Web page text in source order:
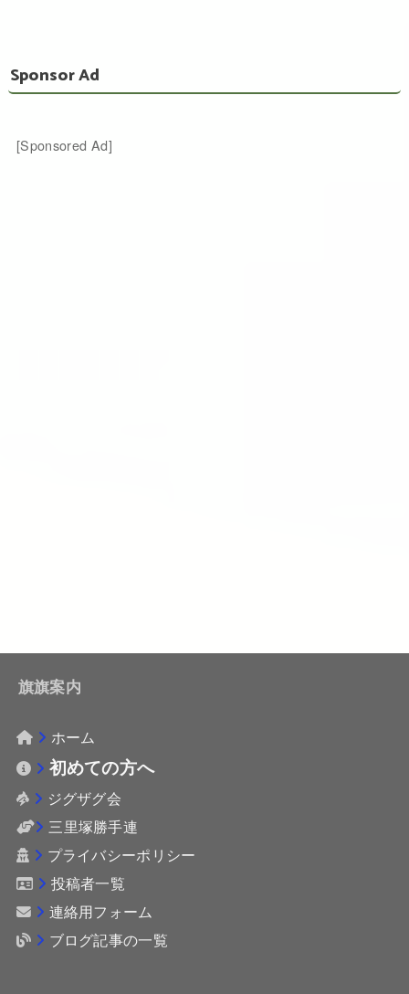
Sponsor Ad
[Sponsored Ad]
旗旗案内
ホーム
初めての方へ
ジグザグ会
三里塚勝手連
プライバシーポリシー
投稿者一覧
連絡用フォーム
ブログ記事の一覧